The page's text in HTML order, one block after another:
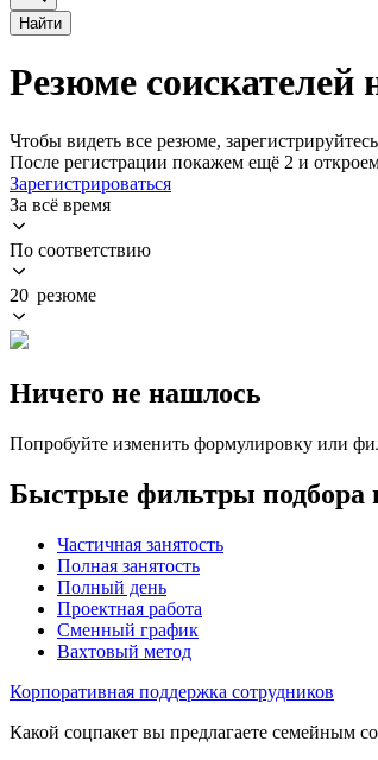
Найти
Резюме
Чтобы видеть все резюме, зарегистрируйтесь
После регистрации покажем ещё 2 и
Зарегистрироваться
За всё время
По соответствию
20 резюме
Ничего не нашлось
Попробуйте изменить формулировку или
Быстрые фильтры подбора
Частичная занятость
Полная занятость
Полный день
Проектная работа
Сменный график
Вахтовый метод
Корпоративная поддержка сотрудников
Какой соцпакет вы предлагаете семейным